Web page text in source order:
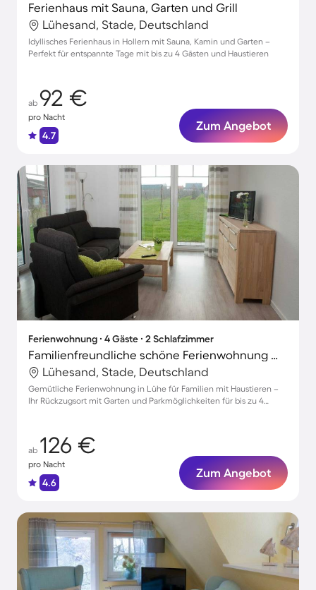
Ferienhaus mit Sauna, Garten und Grill
Lühesand, Stade, Deutschland
Idyllisches Ferienhaus in Hollern mit Sauna, Kamin und Garten –
Perfekt für entspannte Tage mit bis zu 4 Gästen und Haustieren
ab 92 €
pro Nacht
4.7
Zum Angebot
Ferienwohnung ∙ 4 Gäste ∙ 2 Schlafzimmer
Familienfreundliche schöne Ferienwohnung mit Garten und Grill | Neben dem Strand | Hunde erlaubt
Lühesand, Stade, Deutschland
Gemütliche Ferienwohnung in Lühe für Familien mit Haustieren –
Ihr Rückzugsort mit Garten und Parkmöglichkeiten für bis zu 4
ab 126 €
pro Nacht
4.6
Zum Angebot